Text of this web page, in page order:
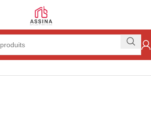
Climatisation Chauffe eau